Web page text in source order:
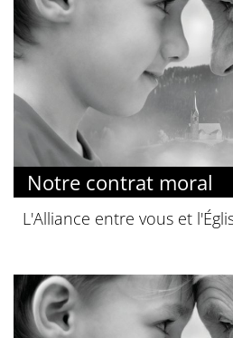
Notre contrat moral
L'Alliance entre vous et